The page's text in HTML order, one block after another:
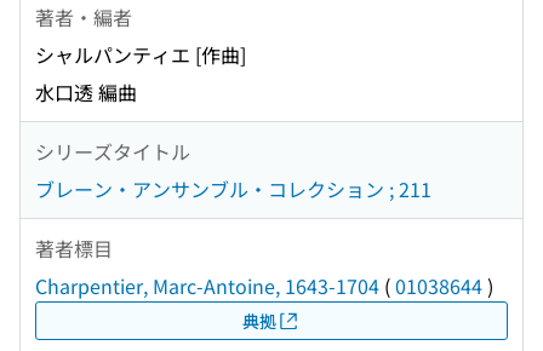
著者・編者
シャルパンティエ [作曲]
水口透 編曲
シリーズタイトル
ブレーン・アンサンブル・コレクション ; 211
著者標目
Charpentier, Marc-Antoine, 1643-1704 (01038644)
典拠